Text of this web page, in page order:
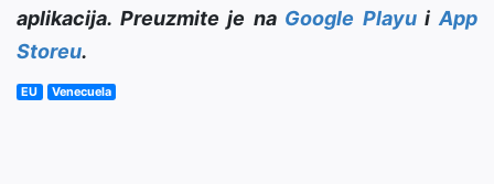
aplikacija. Preuzmite je na Google PlayuiApp
Storeu.
EU Venecuela